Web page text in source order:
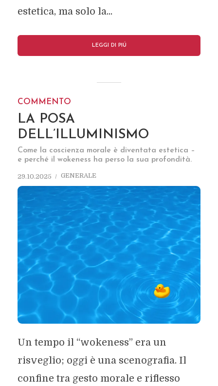
estetica, ma solo la...
LEGGI DI PIÚ
COMMENTO
LA POSA
DELL’ILLUMINISMO
Come la coscienza morale è diventata estetica –
e perché il wokeness ha perso la sua profondità.
29.10.2025 GENERALE
Un tempo il “wokeness” era un
risveglio; oggi è una scenografia. Il
confine tra gesto morale e riflesso